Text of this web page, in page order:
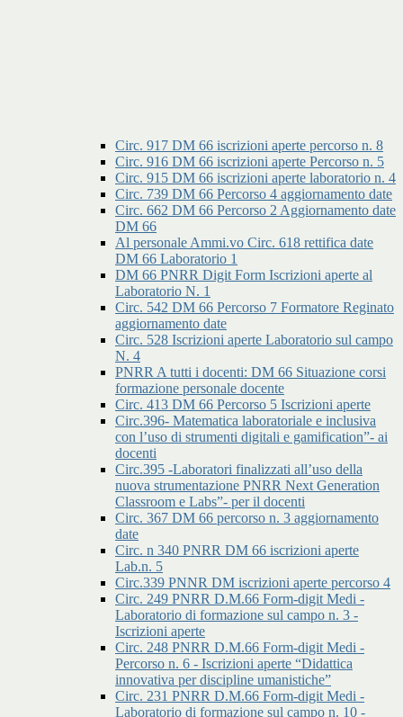
Circ. 917 DM 66 iscrizioni aperte percorso n. 8
Circ. 916 DM 66 iscrizioni aperte Percorso n. 5
Circ. 915 DM 66 iscrizioni aperte laboratorio n. 4
Circ. 739 DM 66 Percorso 4 aggiornamento date
Circ. 662 DM 66 Percorso 2 Aggiornamento date
DM 66
Al personale Ammi.vo Circ. 618 rettifica date
DM 66 Laboratorio 1
DM 66 PNRR Digit Form Iscrizioni aperte al
Laboratorio N. 1
Circ. 542 DM 66 Percorso 7 Formatore Reginato
aggiornamento date
Circ. 528 Iscrizioni aperte Laboratorio sul campo
N. 4
PNRR A tutti i docenti: DM 66 Situazione corsi
formazione personale docente
Circ. 413 DM 66 Percorso 5 Iscrizioni aperte
Circ.396- Matematica laboratoriale e inclusiva
con l’uso di strumenti digitali e gamification”- ai
docenti
Circ.395 -Laboratori finalizzati all’uso della
nuova strumentazione PNRR Next Generation
Classroom e Labs”- per il docenti
Circ. 367 DM 66 percorso n. 3 aggiornamento
date
Circ. n 340 PNRR DM 66 iscrizioni aperte
Lab.n. 5
Circ.339 PNNR DM iscrizioni aperte percorso 4
Circ. 249 PNRR D.M.66 Form-digit Medi -
Laboratorio di formazione sul campo n. 3 -
Iscrizioni aperte
Circ. 248 PNRR D.M.66 Form-digit Medi -
Percorso n. 6 - Iscrizioni aperte “Didattica
innovativa per discipline umanistiche”
Circ. 231 PNRR D.M.66 Form-digit Medi -
Laboratorio di formazione sul campo n. 10 -